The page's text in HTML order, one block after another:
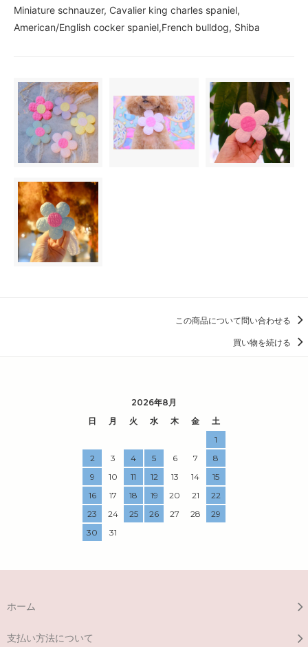
Miniature schnauzer, Cavalier king charles spaniel,
American/English cocker spaniel,French bulldog, Shiba
この商品について問い合わせる
買い物を続ける
2026年8月
日
月 火 水 木 金
土
1
2
3 4 5 6 7
8
9
10 11 12 13 14
15
16
17 18 19 20 21
22
23
24 25 26 27 28
29
30
31
ホーム
支払い方法について